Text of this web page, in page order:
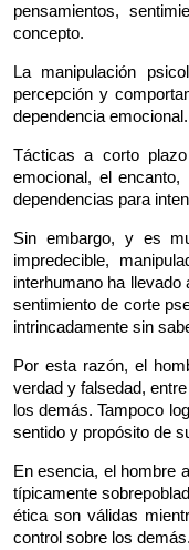
pensamientos,
concepto.
La manipulación
percepción y
dependencia
Tácticas a corto
emocional, el
dependencias para
Sin embargo, y es
impredecible,
interhumano ha
sentimiento de corte
intrincadamente sin
Por esta razón, el
verdad y falsedad,
los demás. Tampoco
sentido y propósito de
En esencia, el hombre
típicamente
ética son válidas
control sobre los